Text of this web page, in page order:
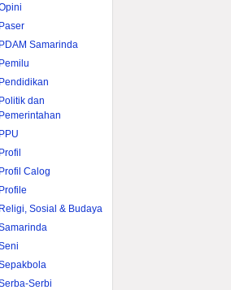
Paser
PDAM Samarinda
Pemilu
Pendidikan
Politik dan
Pemerintahan
PPU
Profil
Profil Calog
Profile
Religi, Sosial & Budaya
Serbi